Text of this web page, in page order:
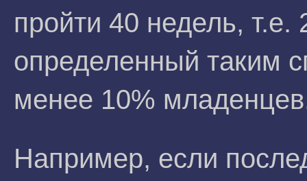
пройти 40 недель, т.е.
определенный таким
менее 10%
Например, если